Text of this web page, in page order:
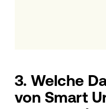
3. Welche
von Smart